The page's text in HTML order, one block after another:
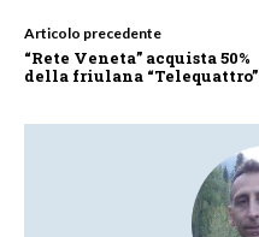
Articolo precedente
“Rete Veneta” acquista 50%
della friulana “Telequattro”